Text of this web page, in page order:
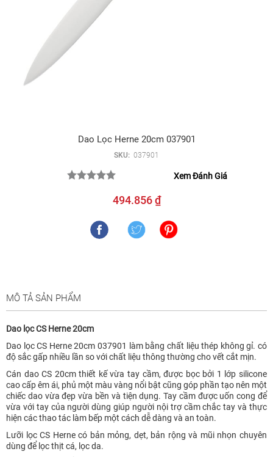
Dao Lọc Herne 20cm 037901
SKU: 037901
Xem Đánh Giá
494.856 ₫
MÔ TẢ SẢN PHẨM
Dao lọc CS Herne 20cm
Dao lọc CS Herne 20cm 037901 làm bằng chất liệu thép không gỉ. có
độ sắc gấp nhiều lần so với chất liệu thông thường cho vết cắt mịn.
Cán dao CS 20cm thiết kế vừa tay cầm, được bọc bởi 1 lớp silicone
cao cấp êm ái, phủ một màu vàng nổi bật cũng góp phần tạo nên một
chiếc dao vừa đẹp vừa bền và tiện dụng. Tay cầm được uốn cong để
vừa với tay của người dùng giúp người nội trợ cầm chắc tay và thực
hiện các thao tác làm bếp một cách dễ dàng và an toàn.
Lưỡi lọc CS Herne có bản mỏng, dẹt, bản rộng và mũi nhọn chuyên
dùng để lọc thịt cá, lọc da.